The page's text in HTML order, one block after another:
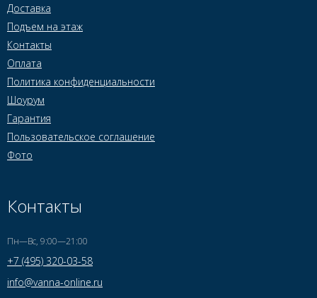
Доставка
Подъем на этаж
Контакты
Оплата
Политика конфиденциальности
Шоурум
Гарантия
Пользовательское соглашение
Фото
Контакты
Пн—Вс, 9:00—21:00
+7 (495) 320-03-58
info@vanna-online.ru